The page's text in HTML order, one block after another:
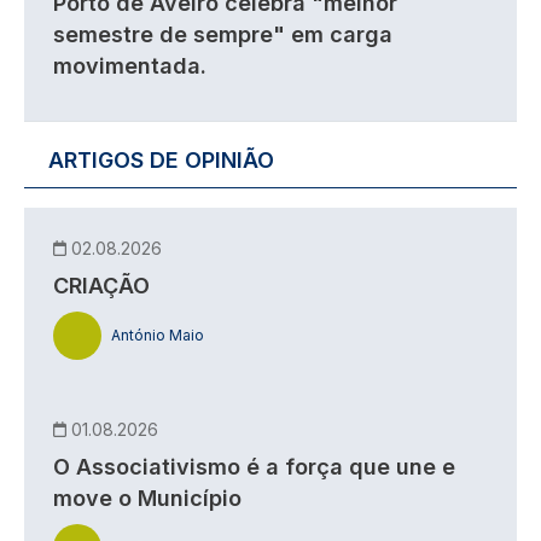
semestre de sempre" em carga
movimentada.
ARTIGOS DE OPINIÃO
02.08.2026
CRIAÇÃO
António Maio
01.08.2026
O Associativismo é a força que une e
move o Município